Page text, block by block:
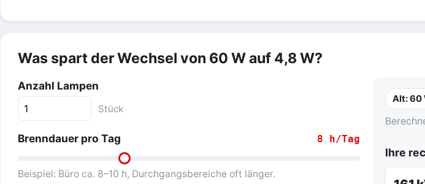
Was spart der Wechsel von 60 W auf 4,8 W?
Anzahl Lampen
Stück
Brenndauer pro Tag 8 h/Tag
Beispiel: Büro ca. 8–10 h, Durchgangsbereiche oft länger.
Alt: 60
Ihre